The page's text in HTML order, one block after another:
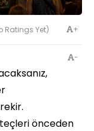
Ratings Yet) +
-
önceden